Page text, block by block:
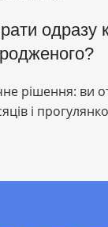
одразу
рішення: ви
і